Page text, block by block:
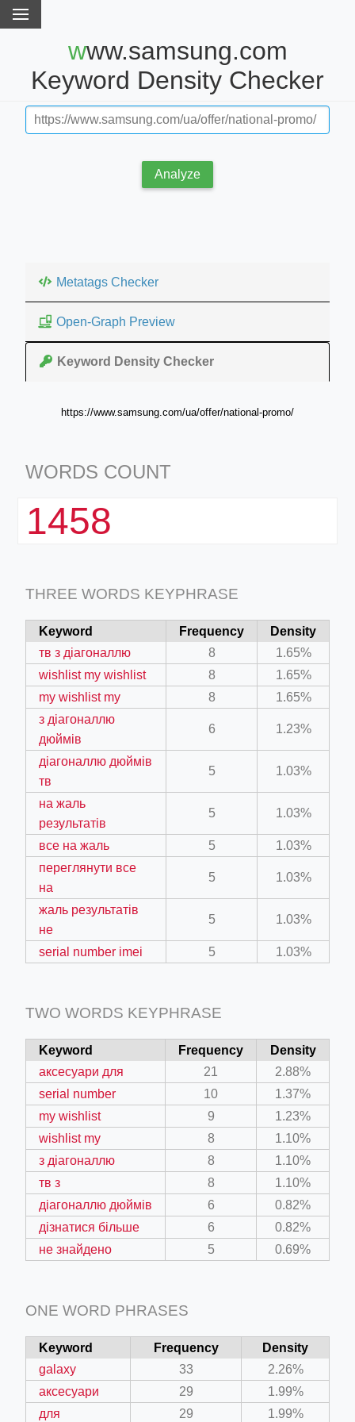
feed-calculator
www.samsung.com
Keyword Density Checker
Analyze
Metatags Checker
Open-Graph Preview
Keyword Density Checker
https://www.samsung.com/ua/offer/national-promo/
WORDS COUNT
1458
THREE WORDS KEYPHRASE
Keyword Frequency
Density
тв з діагоналлю
8
1.65%
wishlist my wishlist
8
1.65%
my wishlist my
8
1.65%
з діагоналлю
дюймів
6 1.23%
діагоналлю дюймів
тв
5 1.03%
на жаль
результатів
5 1.03%
все на жаль 5
1.03%
переглянути все
на
5 1.03%
жаль результатів
не
5 1.03%
serial number imei 5 1.03%
TWO WORDS KEYPHRASE
Keyword Frequency
Density
аксесуари для
21
2.88%
serial number
10
1.37%
my wishlist
9
1.23%
wishlist my
8
1.10%
з діагоналлю
8
1.10%
тв з
8
1.10%
діагоналлю дюймів
6
0.82%
дізнатися більше
6
0.82%
не знайдено
5 0.69%
ONE WORD PHRASES
Keyword Frequency
Density
galaxy
33
2.26%
аксесуари
29
1.99%
для
29 1.99%